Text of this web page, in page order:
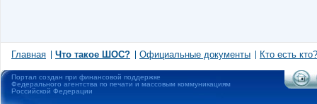
Главная Что такое ШОС? Официальные документы Кто есть кто?
Портал создан при финансовой поддержке
Федерального агентства по печати и массовым коммуникациям
Российской Федерации